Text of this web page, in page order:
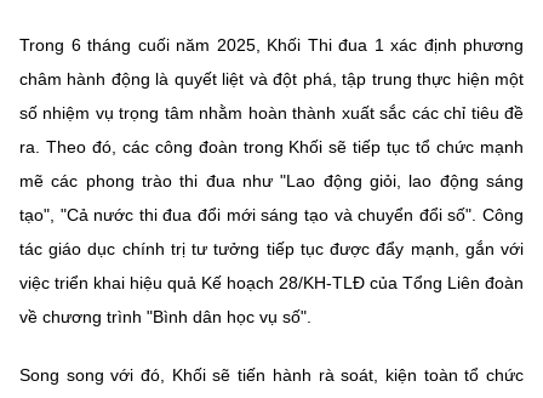
Trong 6 tháng cuối năm 2025, Khối Thi đua 1 xác định phương
châm hành động là quyết liệt và đột phá, tập trung thực hiện một
số nhiệm vụ trọng tâm nhằm hoàn thành xuất sắc các chỉ tiêu đề
ra. Theo đó, các công đoàn trong Khối sẽ tiếp tục tổ chức mạnh
mẽ các phong trào thi đua như "Lao động giỏi, lao động sáng
tạo", "Cả nước thi đua đổi mới sáng tạo và chuyển đổi số". Công
tác giáo dục chính trị tư tưởng tiếp tục được đẩy mạnh, gắn với
việc triển khai hiệu quả Kế hoạch 28/KH-TLĐ của Tổng Liên đoàn
về chương trình "Bình dân học vụ số".
Song song với đó, Khối sẽ tiến hành rà soát, kiện toàn tổ chức